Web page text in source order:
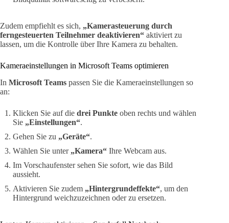
Zudem empfiehlt es sich, „Kamerasteuerung durch
ferngesteuerten Teilnehmer deaktivieren“ aktiviert zu
lassen, um die Kontrolle über Ihre Kamera zu behalten.
Kameraeinstellungen in Microsoft Teams optimieren
In Microsoft Teams passen Sie die Kameraeinstellungen so
an:
Klicken Sie auf die drei Punkte oben rechts und wählen
Sie „Einstellungen“.
Gehen Sie zu „Geräte“.
Wählen Sie unter „Kamera“ Ihre Webcam aus.
Im Vorschaufenster sehen Sie sofort, wie das Bild
aussieht.
Aktivieren Sie zudem „Hintergrundeffekte“, um den
Hintergrund weichzuzeichnen oder zu ersetzen.